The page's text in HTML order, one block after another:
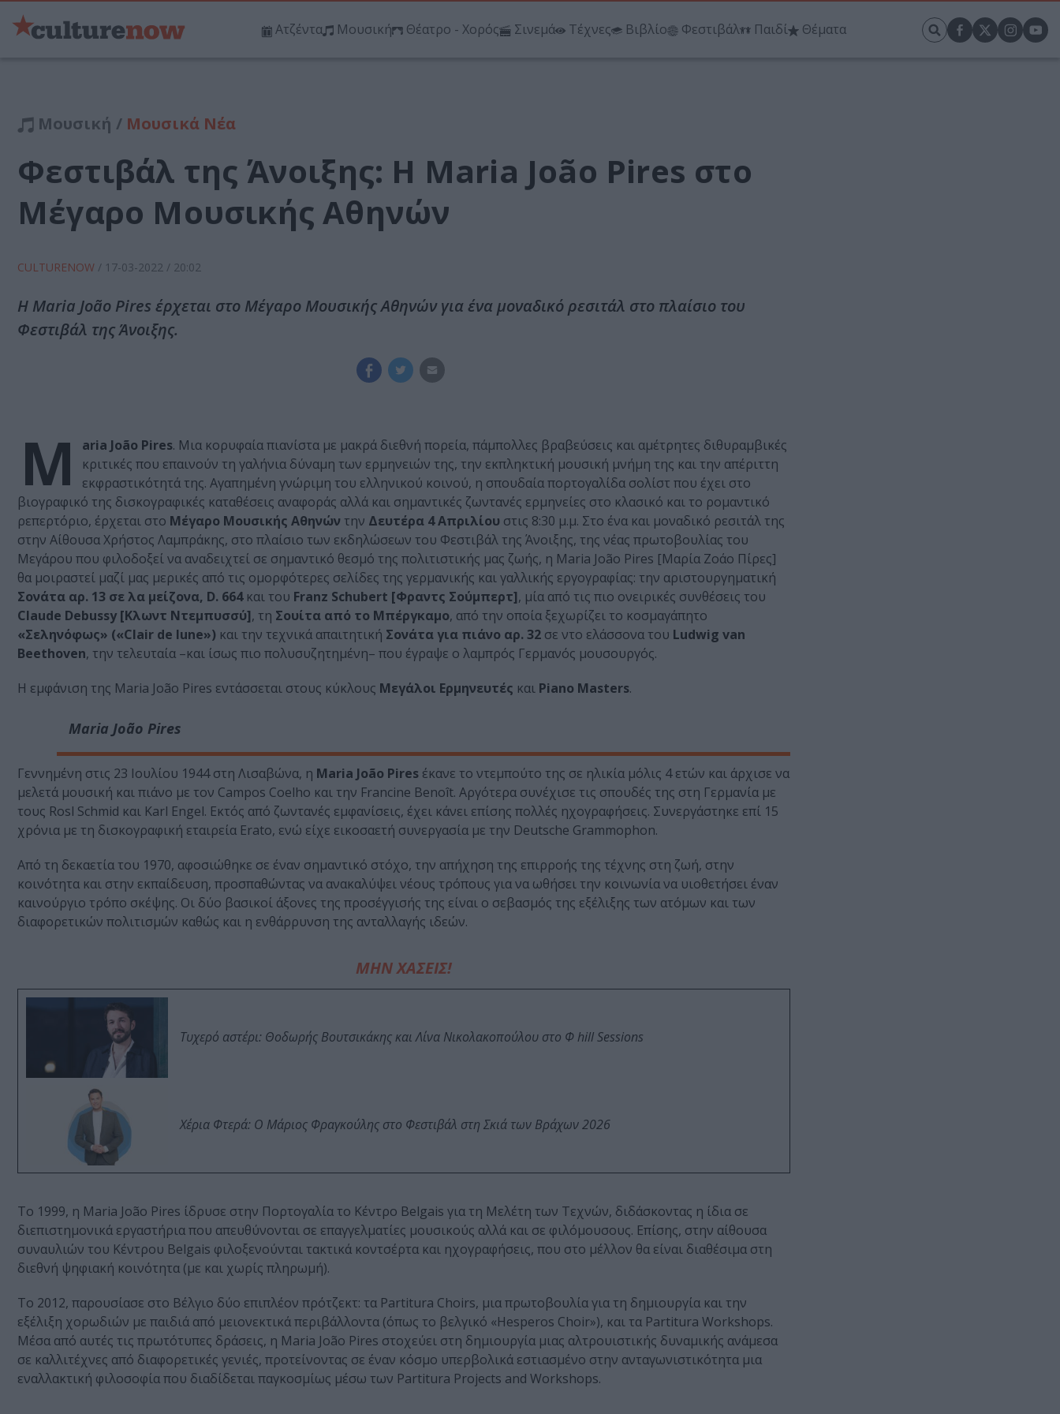
Ατζέντα Μουσική Θέατρο - Χορός Σινεμά Τέχνες Βιβλίο Φεστιβάλ Παιδί Θέματα
Μουσική / Μουσικά Νέα
Φεστιβάλ της Άνοιξης: Η Maria João Pires στο
Μέγαρο Μουσικής Αθηνών
CULTURENOW / 17-03-2022 / 20:02
Η Maria João Pires έρχεται στο Μέγαρο Μουσικής Αθηνών για ένα μοναδικό ρεσιτάλ στο πλαίσιο του
Φεστιβάλ της Άνοιξης.
M aria João Pires. Μια κορυφαία πιανίστα με μακρά διεθνή πορεία, πάμπολλες βραβεύσεις και αμέτρητες διθυραμβικές
κριτικές που επαινούν τη γαλήνια δύναμη των ερμηνειών της, την εκπληκτική μουσική μνήμη της και την απέριττη
εκφραστικότητά της. Αγαπημένη γνώριμη του ελληνικού κοινού, η σπουδαία πορτογαλίδα σολίστ που έχει στο
βιογραφικό της δισκογραφικές καταθέσεις αναφοράς αλλά και σημαντικές ζωντανές ερμηνείες στο κλασικό και το ρομαντικό
ρεπερτόριο, έρχεται στο Μέγαρο Μουσικής Αθηνών την Δευτέρα 4 Απριλίου στις 8:30 μ.μ. Στο ένα και μοναδικό ρεσιτάλ της
στην Αίθουσα Χρήστος Λαμπράκης, στο πλαίσιο των εκδηλώσεων του Φεστιβάλ της Άνοιξης, της νέας πρωτοβουλίας του
Μεγάρου που φιλοδοξεί να αναδειχτεί σε σημαντικό θεσμό της πολιτιστικής μας ζωής, η Maria João Pires [Μαρία Ζοάο Πίρες]
θα μοιραστεί μαζί μας μερικές από τις ομορφότερες σελίδες της γερμανικής και γαλλικής εργογραφίας: την αριστουργηματική
Σονάτα αρ. 13 σε λα μείζονα, D. 664και του Franz Schubert [Φραντς Σούμπερτ], μία από τις πιο ονειρικές συνθέσεις του
Claude Debussy [Κλωντ Ντεμπυσσύ], τη Σουίτα από το Μπέργκαμο, από την οποία ξεχωρίζει το κοσμαγάπητο
«Σεληνόφως» («Clair de lune») και την τεχνικά απαιτητική Σονάτα για πιάνο αρ. 32 σε ντο ελάσσονα του Ludwig van
Beethoven, την τελευταία –και ίσως πιο πολυσυζητημένη– που έγραψε ο λαμπρός Γερμανός μουσουργός.
Η εμφάνιση της Maria João Pires εντάσσεται στους κύκλους Μεγάλοι Ερμηνευτές και Piano Masters.
Maria João Pires
Γεννημένη στις 23 Ιουλίου 1944 στη Λισαβώνα, η Maria João Pires έκανε το ντεμπούτο της σε ηλικία μόλις 4 ετών και άρχισε να
μελετά μουσική και πιάνο με τον Campos Coelho και την Francine Benoît. Αργότερα συνέχισε τις σπουδές της στη Γερμανία με
τους Rosl Schmid και Karl Engel. Εκτός από ζωντανές εμφανίσεις, έχει κάνει επίσης πολλές ηχογραφήσεις. Συνεργάστηκε επί 15
χρόνια με τη δισκογραφική εταιρεία Erato, ενώ είχε εικoσαετή συνεργασία με την Deutsche Grammophon.
Από τη δεκαετία του 1970, αφοσιώθηκε σε έναν σημαντικό στόχο, την απήχηση της επιρροής της τέχνης στη ζωή, στην
κοινότητα και στην εκπαίδευση, προσπαθώντας να ανακαλύψει νέους τρόπους για να ωθήσει την κοινωνία να υιοθετήσει έναν
καινούργιο τρόπο σκέψης. Οι δύο βασικοί άξονες της προσέγγισής της είναι ο σεβασμός της εξέλιξης των ατόμων και των
διαφορετικών πολιτισμών καθώς και η ενθάρρυνση της ανταλλαγής ιδεών.
ΜΗΝ ΧΑΣΕΙΣ!
Τυχερό αστέρι: Θοδωρής Βουτσικάκης και Λίνα Νικολακοπούλου στο Φ hill Sessions
Χέρια Φτερά: Ο Μάριος Φραγκούλης στο Φεστιβάλ στη Σκιά των Βράχων 2026
Το 1999, η Maria João Pires ίδρυσε στην Πορτογαλία το Κέντρο Belgais για τη Μελέτη των Τεχνών, διδάσκοντας η ίδια σε
διεπιστημονικά εργαστήρια που απευθύνονται σε επαγγελματίες μουσικούς αλλά και σε φιλόμουσους. Επίσης, στην αίθουσα
συναυλιών του Κέντρου Belgais φιλοξενούνται τακτικά κοντσέρτα και ηχογραφήσεις, που στο μέλλον θα είναι διαθέσιμα στη
διεθνή ψηφιακή κοινότητα (με και χωρίς πληρωμή).
Το 2012, παρουσίασε στο Βέλγιο δύο επιπλέον πρότζεκτ: τα Partitura Choirs, μια πρωτοβουλία για τη δημιουργία και την
εξέλιξη χορωδιών με παιδιά από μειονεκτικά περιβάλλοντα (όπως το βελγικό «Hesperos Choir»), και τα Partitura Workshops.
Μέσα από αυτές τις πρωτότυπες δράσεις, η Maria João Pires στοχεύει στη δημιουργία μιας αλτρουιστικής δυναμικής ανάμεσα
σε καλλιτέχνες από διαφορετικές γενιές, προτείνοντας σε έναν κόσμο υπερβολικά εστιασμένο στην ανταγωνιστικότητα μια
εναλλακτική φιλοσοφία που διαδίδεται παγκοσμίως μέσω των Partitura Projects and Workshops.